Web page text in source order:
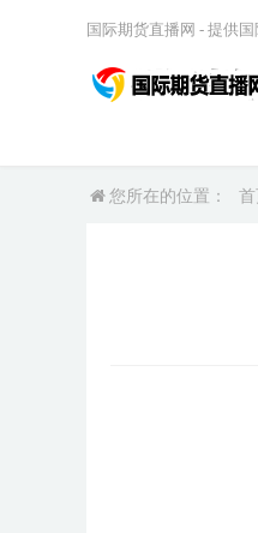
国际期货直播网 - 提供
您所在的位置： 首